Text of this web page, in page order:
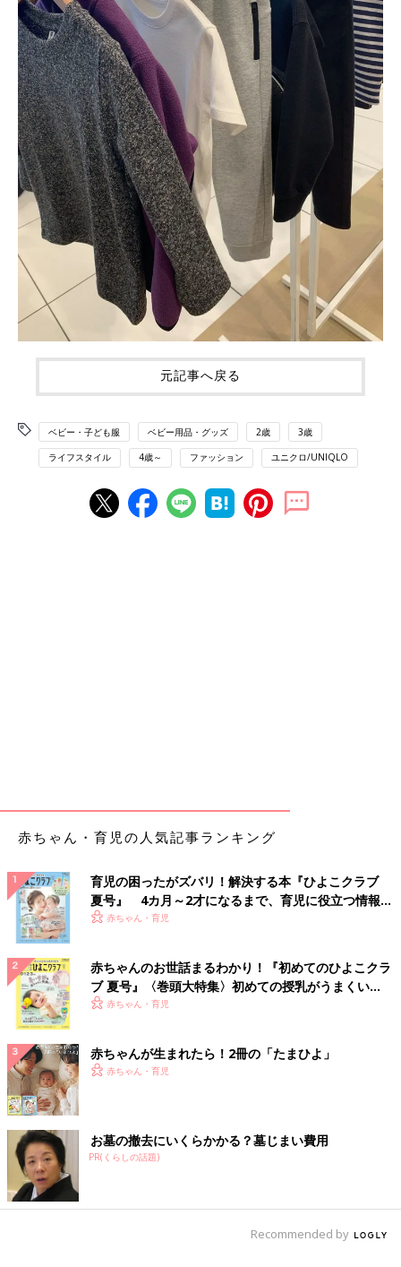
元記事へ戻る
ベビー・子ども服 ベビー用品・グッズ 2歳 3歳
ライフスタイル 4歳～ ファッション ユニクロ/UNIQLO
赤ちゃん・育児の人気記事ランキング
育児の困ったがズバリ！解決する本『ひよこクラブ
夏号』 4カ月～2才になるまで、育児に役立つ情報が
いっぱい！
赤ちゃん・育児
赤ちゃんのお世話まるわかり！『初めてのひよこクラ
ブ 夏号』〈巻頭大特集〉初めての授乳がうまくい
く！ おっぱい・ミルクの基本と夏のトラブル 解決テ
赤ちゃん・育児
赤ちゃんが生まれたら！2冊の「たまひよ」
赤ちゃん・育児
お墓の撤去にいくらかかる？墓じまい費用
PR(くらしの話題)
Recommended by